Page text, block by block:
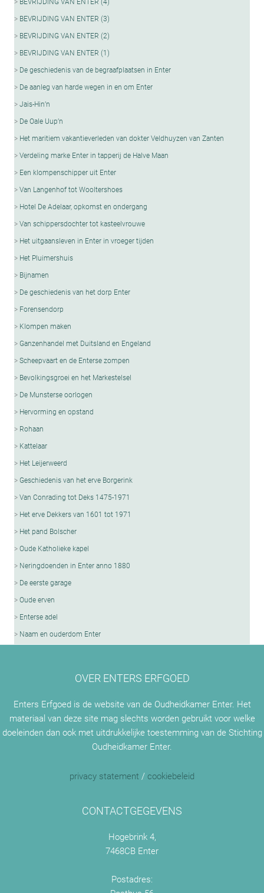
BEVRIJDING VAN ENTER (4)
BEVRIJDING VAN ENTER (3)
BEVRIJDING VAN ENTER (2)
BEVRIJDING VAN ENTER (1)
De geschiedenis van de begraafplaatsen in Enter
De aanleg van harde wegen in en om Enter
Jais-Hin’n
De Oale Uup’n
Het maritiem vakantieverleden van dokter Veldhuyzen van Zanten
Verdeling marke Enter in tapperij de Halve Maan
Een klompenschipper uit Enter
Van Langenhof tot Wooltershoes
Hotel De Adelaar, opkomst en ondergang
Van schippersdochter tot kasteelvrouwe
Het uitgaansleven in Enter in vroeger tijden
Het Pluimershuis
Bijnamen
De geschiedenis van het dorp Enter
Forensendorp
Klompen maken
Ganzenhandel met Duitsland en Engeland
Scheepvaart en de Enterse zompen
Bevolkingsgroei en het Markestelsel
De Munsterse oorlogen
Hervorming en opstand
Rohaan
Kattelaar
Het Leijerweerd
Geschiedenis van het erve Borgerink
Van Conrading tot Deks 1475-1971
Het erve Dekkers van 1601 tot 1971
Het pand Bolscher
Oude Katholieke kapel
Neringdoenden in Enter anno 1880
De eerste garage
Oude erven
Enterse adel
Naam en ouderdom Enter
OVER ENTERS ERFGOED
Enters Erfgoed is de website van de Oudheidkamer Enter. Het
materiaal van deze site mag slechts worden gebruikt voor welke
doeleinden dan ook met uitdrukkelijke toestemming van de Stichting
Oudheidkamer Enter.
privacy statement / cookiebeleid
CONTACTGEGEVENS
Hogebrink 4,
7468CB Enter
Postadres: